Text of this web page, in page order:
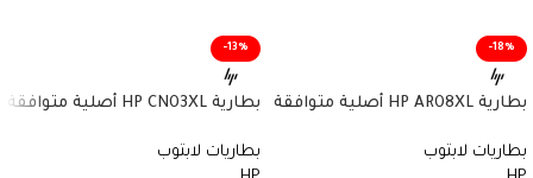
-18%
بطارية HP AR08XL أصلية متوافقة
ساعة
بطاريات لابتوب
-13%
بطارية HP CN03XL أصلية متوافقة
سعة 57.9 واط/ساعة
بطاريات لابتوب